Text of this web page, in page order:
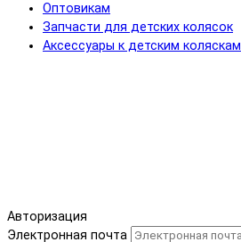
Оптовикам
Запчасти для детских колясок
Аксессуары к детским коляскам
Авторизация
Электронная почта